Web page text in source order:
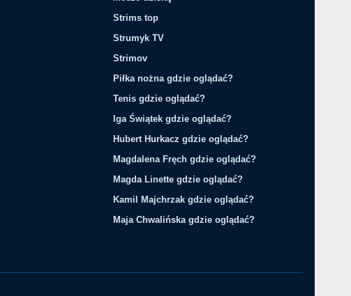
Strims top
Strumyk TV
Strimov
Piłka nożna gdzie oglądać?
Tenis gdzie oglądać?
Iga Świątek gdzie oglądać?
Hubert Hurkacz gdzie oglądać?
Magdalena Fręch gdzie oglądać?
Magda Linette gdzie oglądać?
Kamil Majchrzak gdzie oglądać?
Maja Chwalińska gdzie oglądać?